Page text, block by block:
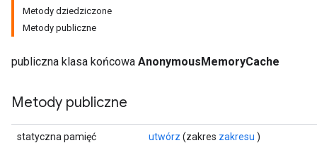
Metody dziedziczone
Metody publiczne
publiczna klasa końcowa AnonymousMemoryCache
Metody publiczne
statyczna pamięć
utwórz (zakres zakresu )